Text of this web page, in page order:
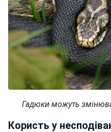
Гадюки можуть
Користь у